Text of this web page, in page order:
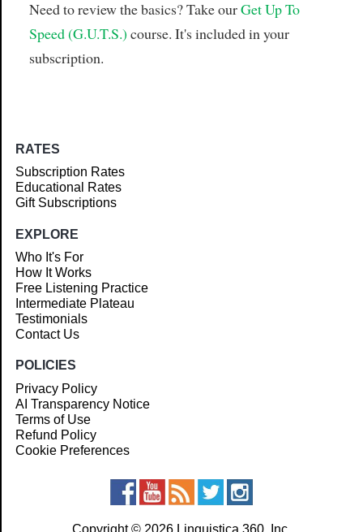
Need to review the basics? Take ourGet Up To
Speed (G.U.T.S.) course. It's included in your
subscription.
RATES
Subscription Rates
Educational Rates
Gift Subscriptions
EXPLORE
Who It's For
How It Works
Free Listening Practice
Intermediate Plateau
Testimonials
Contact Us
POLICIES
Privacy Policy
AI Transparency Notice
Terms of Use
Refund Policy
Cookie Preferences
Copyright © 2026 Linguistica 360, Inc.